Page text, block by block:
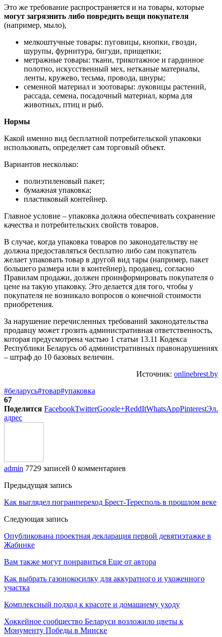
Это же требование распространяется и на товары, которые
могут загрязнить либо повредить вещи покупателя
(например, мыло),
мелкоштучные товары: пуговицы, кнопки, гвозди,
шурупы, фурнитура, бигуди, прищепки;
метражные товары: ткани, трикотажное и гардинное
полотно, искусственный мех, нетканые материалы,
ленты, кружево, тесьма, провода, шнуры;
семенной материал и зоотовары: луковицы растений,
рассада, семена, посадочный материал, корма для
животных, птиц и рыб.
Нормы
Какой именно вид бесплатной потребительской упаковки
использовать, определяет сам торговый объект.
Вариантов несколько:
полиэтиленовый пакет;
бумажная упаковка;
пластиковый контейнер.
Главное условие – упаковка должна обеспечивать сохранение
качества и потребительских свойств товаров.
В случае, когда упаковка товаров по законодательству не
должна предоставляться бесплатно либо сам покупатель
желает упаковать товар в другой вид тары (например, пакет
большего размера или в контейнер), продавец, согласно
Правилам продажи, должен проинформировать покупателя о
цене на такую упаковку. Это делается для того, чтобы у
покупателя не возникало вопросов о конечной стоимости
приобретения.
За нарушение перечисленных требований законодательства
продавцу может грозить административная ответственность,
которая предусмотрена частью 1 статьи 13.11 Кодекса
Республики Беларусь об административных правонарушениях
– штраф до 10 базовых величин.
Источник: onlinebrest.by
#беларусь#товар#упаковка
67
Поделится FacebookTwitterGoogle+ReddItWhatsAppPinterestЭл.
адрес
admin 7729 записей 0 комментариев
Предыдущая запись
Как выглядел погранпереход Брест-Тересполь в прошлом веке
Следующая запись
Опубликована проектная декларация первой девятиэтажке в
Жабинке
Вам также могут понравиться Еще от автора
Как выбрать газонокосилку для аккуратного и ухоженного
участка
Комплексный подход к красоте и домашнему уходу
Хоккейное сообщество Беларуси возложило цветы к
Монументу Победы в Минске